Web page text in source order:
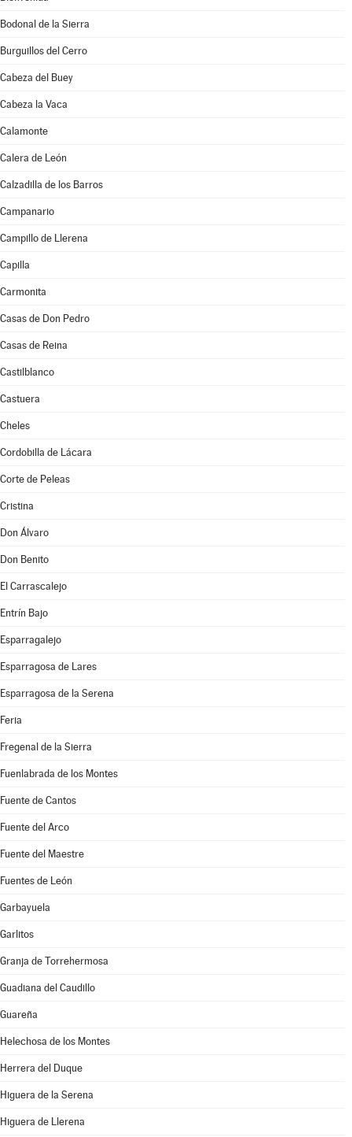
Bodonal de la Sierra
Burguillos del Cerro
Cabeza del Buey
Cabeza la Vaca
Calamonte
Calera de León
Calzadilla de los Barros
Campanario
Campillo de Llerena
Capilla
Carmonita
Casas de Don Pedro
Casas de Reina
Castilblanco
Castuera
Cheles
Cordobilla de Lácara
Corte de Peleas
Cristina
Don Álvaro
Don Benito
El Carrascalejo
Entrín Bajo
Esparragalejo
Esparragosa de Lares
Esparragosa de la Serena
Feria
Fregenal de la Sierra
Fuenlabrada de los Montes
Fuente de Cantos
Fuente del Arco
Fuente del Maestre
Fuentes de León
Garbayuela
Garlitos
Granja de Torrehermosa
Guadiana del Caudillo
Guareña
Helechosa de los Montes
Herrera del Duque
Higuera de la Serena
Higuera de Llerena